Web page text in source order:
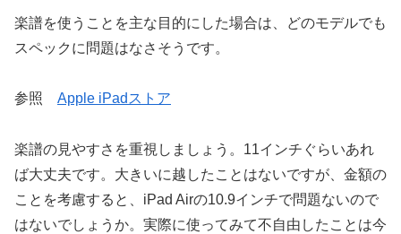
楽譜を使うことを主な目的にした場合は、どのモデルでも
スペックに問題はなさそうです。
参照 Apple iPadストア
楽譜の見やすさを重視しましょう。11インチぐらいあれ
ば大丈夫です。大きいに越したことはないですが、金額の
ことを考慮すると、iPad Airの10.9インチで問題ないので
はないでしょうか。実際に使ってみて不自由したことは今